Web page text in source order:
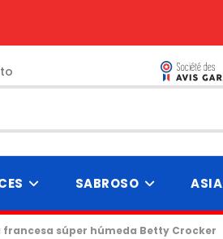
SABROSO ASIA
súper húmeda Betty Crocker